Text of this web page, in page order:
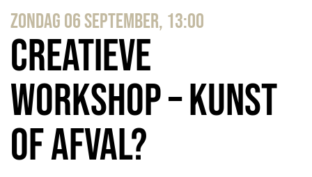
zondag 06 september, 13:00
Creatieve
workshop – Kunst
of afval?